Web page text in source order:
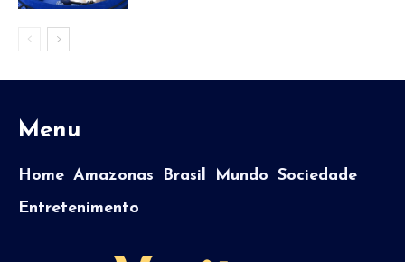
Menu
Home Amazonas Brasil Mundo Sociedade
Entretenimento